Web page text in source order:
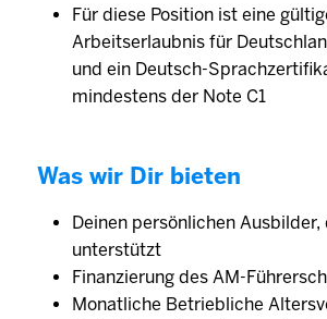
Für diese Position ist eine
Arbeitserlaubnis für
und ein Deutsch-
mindestens der Note C1
Was wir Dir bieten
Deinen persönlichen
unterstützt
Finanzierung des AM-
Monatliche Betriebliche